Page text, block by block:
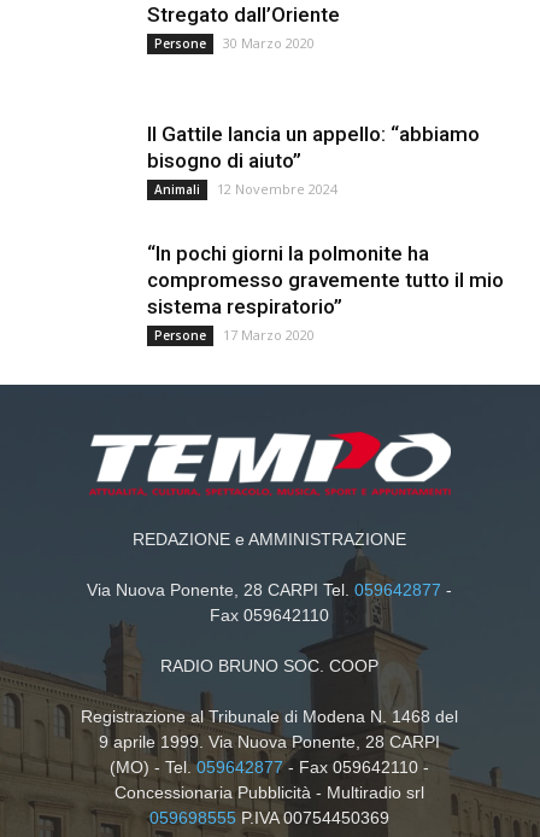
Stregato dall’Oriente
Persone 30 Marzo 2020
Il Gattile lancia un appello: “abbiamo
bisogno di aiuto”
Animali 12 Novembre 2024
“In pochi giorni la polmonite ha
compromesso gravemente tutto il mio
sistema respiratorio”
Persone 17 Marzo 2020
REDAZIONE e AMMINISTRAZIONE
Via Nuova Ponente, 28 CARPI Tel.059642877 -
Fax 059642110
RADIO BRUNO SOC. COOP
Registrazione al Tribunale di Modena N. 1468 del
9 aprile 1999. Via Nuova Ponente, 28 CARPI
(MO) - Tel.059642877- Fax 059642110 -
Concessionaria Pubblicità - Multiradio srl
059698555 P.IVA 00754450369